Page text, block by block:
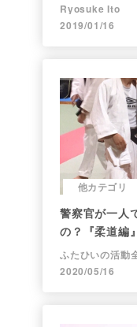
Ryosuke Ito
2019/01/16
他カテゴリ
警察官が一人
の？『柔道編
ふたひいの活動
2020/05/16